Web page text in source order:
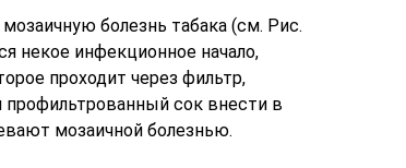
болезнь табака (см. Рис.
некое инфекционное начало,
проходит через фильтр,
сок внести в
мозаичной болезнью.